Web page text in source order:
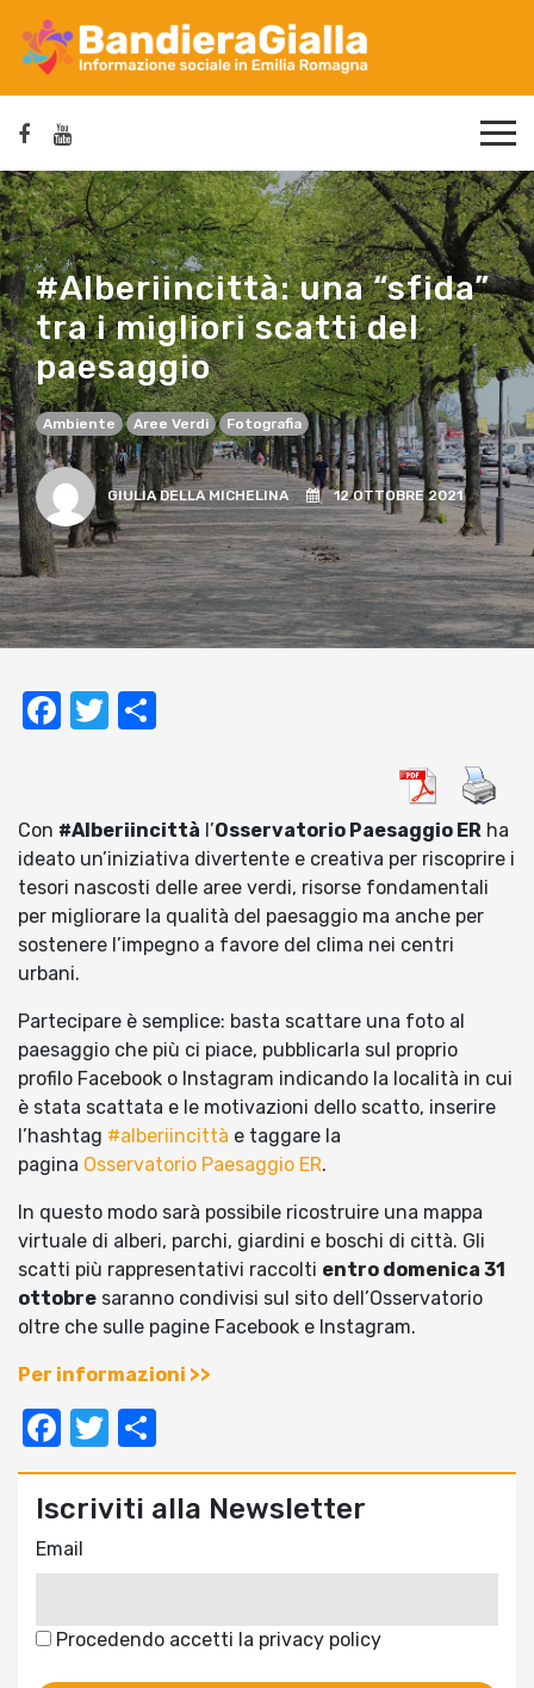
#Alberiincittà: una “sfida”
tra i migliori scatti del
paesaggio
Ambiente Aree Verdi Fotografia
GIULIA DELLA MICHELINA 12 OTTOBRE 2021
Facebook
Twitter
Con #Alberiincittà l’Osservatorio Paesaggio ER ha
ideato un’iniziativa divertente e creativa per riscoprire i
tesori nascosti delle aree verdi, risorse fondamentali
per migliorare la qualità del paesaggio ma anche per
sostenere l’impegno a favore del clima nei centri
urbani.
Partecipare è semplice: basta scattare una foto al
paesaggio che più ci piace, pubblicarla sul proprio
profilo Facebook o Instagram indicando la località in cui
è stata scattata e le motivazioni dello scatto, inserire
l’hashtag #alberiincittà e taggare la
pagina Osservatorio Paesaggio ER.
In questo modo sarà possibile ricostruire una mappa
virtuale di alberi, parchi, giardini e boschi di città. Gli
scatti più rappresentativi raccolti entro domenica 31
ottobre saranno condivisi sul sito dell’Osservatorio
oltre che sulle pagine Facebook e Instagram.
Per informazioni >>
Facebook
Twitter
Iscriviti alla Newsletter
Email
Procedendo accetti la privacy policy